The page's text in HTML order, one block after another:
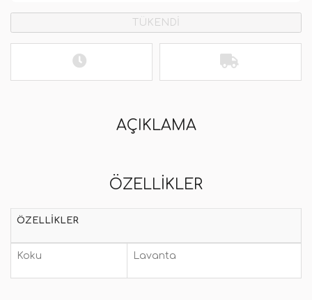
TÜKENDİ
AÇIKLAMA
ÖZELLIKLER
ÖZELLIKLER
Koku Lavanta